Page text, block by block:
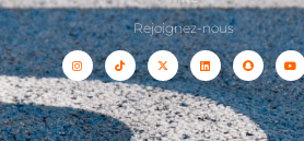
Rejoignez-nous